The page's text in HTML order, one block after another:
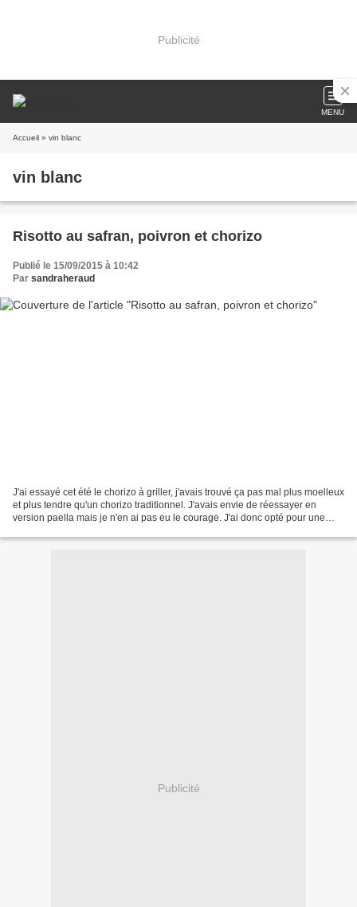
Publicité
MENU
Accueil » vin blanc
vin blanc
Risotto au safran, poivron et chorizo
Publié le 15/09/2015 à 10:42
Par sandraheraud
J'ai essayé cet été le chorizo à griller, j'avais trouvé ça pas mal plus moelleux
et plus tendre qu'un chorizo traditionnel. J'avais envie de réessayer en
version paella mais je n'en ai pas eu le courage. J'ai donc opté pour une
Publicité